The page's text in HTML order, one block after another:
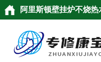
阿里斯顿壁挂炉不烧
水是什么原因#阿里斯
里斯顿燃气